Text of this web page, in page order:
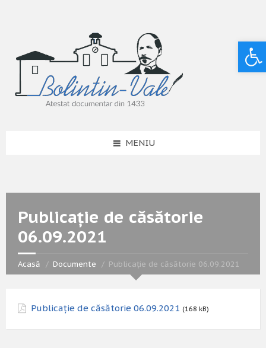
MENIU
Publicație de căsătorie
06.09.2021
Acasă Documente Publicație de căsătorie 06.09.2021
Publicație de căsătorie 06.09.2021 (168 kB)
Deschide bara de unelte